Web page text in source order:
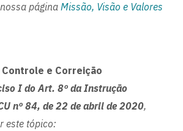
páginaMissão, Visão e Valores
e Correição
I do Art. 8º da Instrução
nº 84, de 22 de abril de 2020,
este tópico: